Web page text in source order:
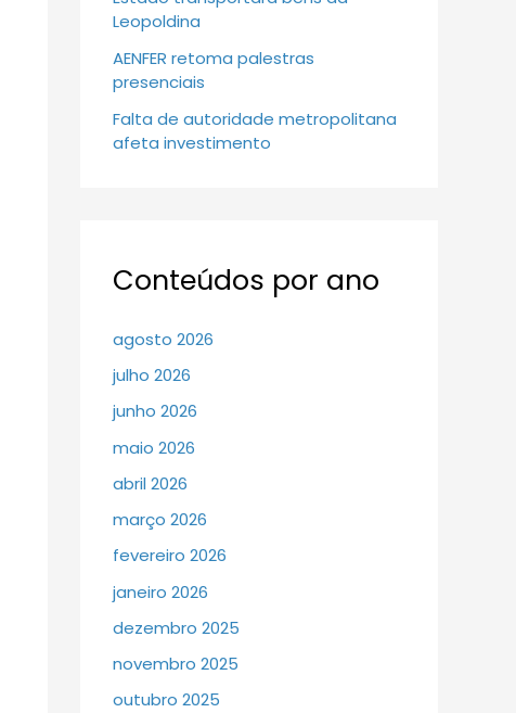
Leopoldina
AENFER retoma palestras
presenciais
Falta de autoridade metropolitana
afeta investimento
Conteúdos por ano
agosto 2026
julho 2026
junho 2026
maio 2026
abril 2026
março 2026
fevereiro 2026
janeiro 2026
dezembro 2025
novembro 2025
outubro 2025